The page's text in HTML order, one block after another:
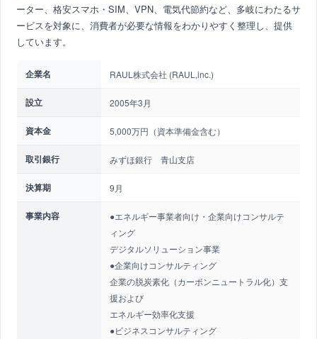
ーター、格安スマホ・SIM、VPN、電気代節約など、多岐にわたるサ
ービスを対象に、消費者が必要な情報をわかりやすく整理し、提供
しています。
企業名 RAUL株式会社 (RAUL,inc.)
設立 2005年3月
資本金 5,000万円（資本準備金含む）
取引銀行 みずほ銀行 青山支店
決算期 9月
事業内容
●エネルギー事業者向け・企業向けコンサルテ
ィング
デジタルソリューション事業
●企業向けコンサルティング
企業の脱炭素化（カーボンニュートラル化）支
援および
エネルギー効率化支援
●ビジネスコンサルティング